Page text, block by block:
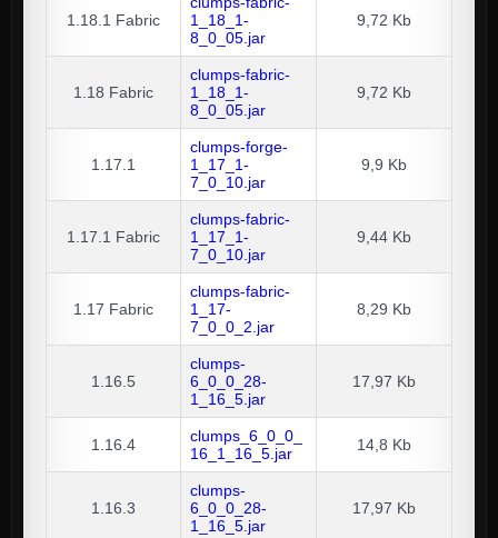
1.18.1 Fabric
1_18_1-
8_0_05.jar
9,72 Kb
1.18 Fabric
clumps-fabric-
1_18_1-
8_0_05.jar
9,72 Kb
1.17.1
clumps-forge-
1_17_1-
7_0_10.jar
9,9 Kb
1.17.1 Fabric
clumps-fabric-
1_17_1-
7_0_10.jar
9,44 Kb
1.17 Fabric
clumps-fabric-
1_17-
7_0_0_2.jar
8,29 Kb
1.16.5
clumps-
6_0_0_28-
1_16_5.jar
17,97 Kb
1.16.4
clumps_6_0_0_
16_1_16_5.jar
14,8 Kb
1.16.3
clumps-
6_0_0_28-
1_16_5.jar
17,97 Kb